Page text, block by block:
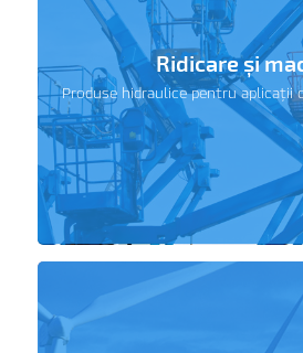
Ridicare și
Produse hidraulice pentru aplicații